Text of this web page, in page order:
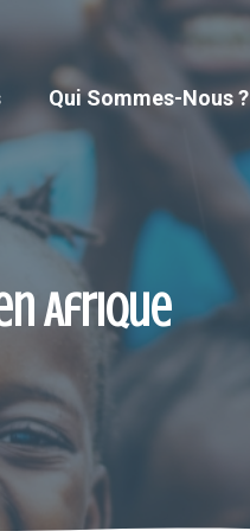
Qui Sommes-Nous ?
Afrique